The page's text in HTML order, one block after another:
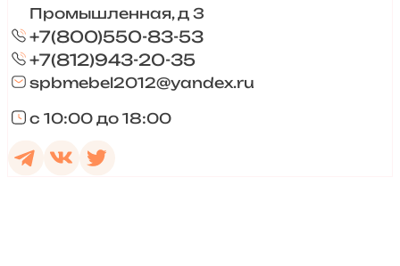
Промышленная, д 3
+7(800)550-83-53
+7(812)943-20-35
spbmebel2012@yandex.ru
с 10:00 до 18:00